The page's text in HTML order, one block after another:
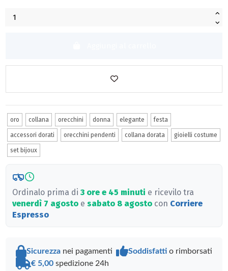
oro collana orecchini donna elegante festa
accessori dorati orecchini pendenti collana dorata gioielli costume
set bijoux
Ordinalo prima di3 ore e 45 minuti e ricevilo tra
venerdì 7 agosto esabato 8 agosto con Corriere
Espresso
Sicurezza nei pagamenti Soddisfattio rimborsati
€ 5,00 spedizione 24h